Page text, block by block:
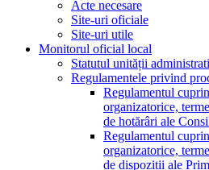
Acte necesare
Site-uri oficiale
Site-uri utile
Monitorul oficial local
Statutul unității
Regulamentele privind
Regulamentul
organizatorice,
de hotărâri ale
Regulamentul
organizatorice,
de dispoziții ale